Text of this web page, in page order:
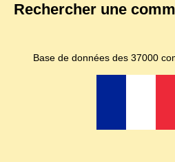
Rechercher une
Base de données des 37000